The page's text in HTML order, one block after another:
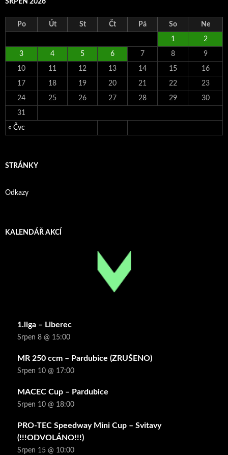
Po Út St Čt Pá So Ne
« Čvc
1 2
3 4 5 6 7 8 9
10 11 12 13 14 15 16
17 18 19 20 21 22 23
24 25 26 27 28 29 30
31
STRÁNKY
Odkazy
KALENDÁŘ AKCÍ
1.liga – Liberec
Srpen 8 @ 15:00
MR 250 ccm – Pardubice (ZRUŠENO)
Srpen 10 @ 17:00
MACEC Cup – Pardubice
Srpen 10 @ 18:00
PRO-TEC Speedway Mini Cup – Svitavy
(!!!ODVOLÁNO!!!)
Srpen 15 @ 10:00